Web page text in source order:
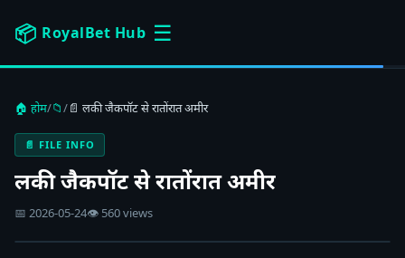
📦 RoyalBet Hub ☰
🏠 होम/📁/📄 लकी जैकपॉट से रातोंरात अमीर
📄 FILE INFO
लकी जैकपॉट से रातोंरात अमीर
📅 2026-05-24👁 560 views